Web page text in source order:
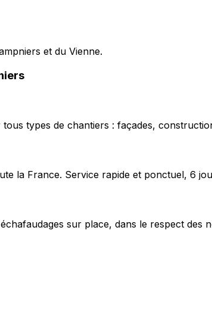
et du Vienne.
types de chantiers : façades,
la France. Service rapide et ponctuel, 6
sur place, dans le respect des